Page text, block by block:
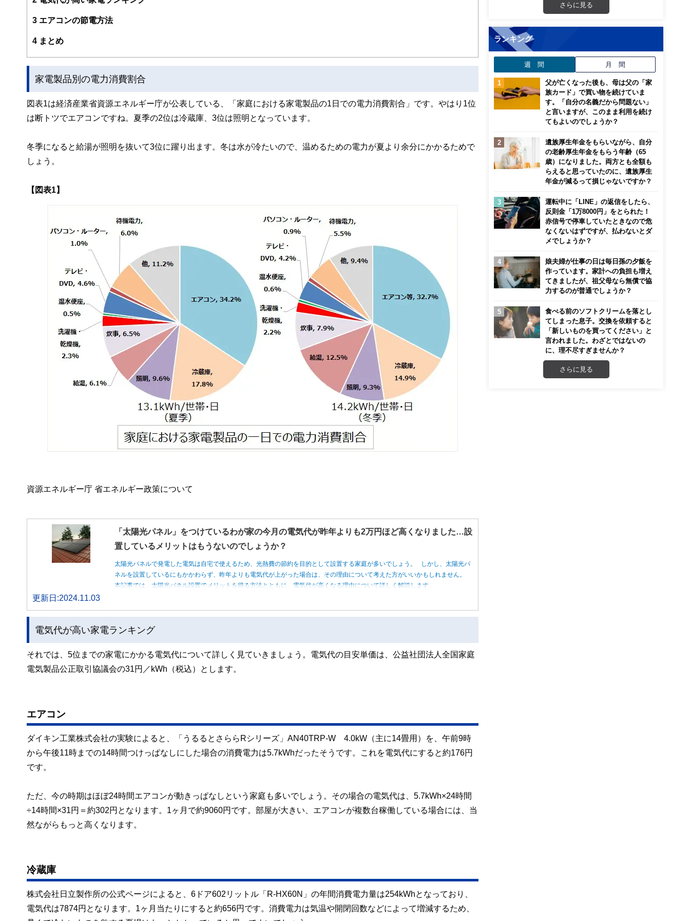
ー、公認会計士、社会保険労務士、行政書士、投資アナリスト、キャリアコンサルタントなど150名以上の有資格者を執筆者・監修者として迎
私たちは、快適でより良い生活のアイデアを提供するお金のコンシェルジュを目指します。
3 エアコンの節電方法
4 まとめ
家電製品別の電力消費割合
図表1は経済産業省資源エネルギー庁が公表している、「家庭における家電製品の1日での電力消費割合」です。やはり1位
は断トツでエアコンですね。夏季の2位は冷蔵庫、3位は照明となっています。
冬季になると給湯が照明を抜いて3位に躍り出ます。冬は水が冷たいので、温めるための電力が夏より余分にかかるためで
しょう。
【図表1】
資源エネルギー庁 省エネルギー政策について
「太陽光パネル」をつけているわが家の今月の電気代が昨年よりも2万円ほど高くなりました…設
置しているメリットはもうないのでしょうか？
太陽光パネルで発電した電気は自宅で使えるため、光熱費の節約を目的として設置する家庭が多いでしょう。 しかし、太陽光パ
ネルを設置しているにもかかわらず、昨年よりも電気代が上がった場合は、その理由について考えた方がいいかもしれません。
本記事では、太陽光パネル設置でメリットを得る方法とともに、電気代が高くなる理由について詳しく解説します。
更新日:2024.11.03
電気代が高い家電ランキング
それでは、5位までの家電にかかる電気代について詳しく見ていきましょう。電気代の目安単価は、公益社団法人全国家庭
電気製品公正取引協議会の31円／kWh（税込）とします。
エアコン
ダイキン工業株式会社の実験によると、「うるるとさららRシリーズ」AN40TRP-W 4.0kW（主に14畳用）を、午前9時
から午後11時までの14時間つけっぱなしにした場合の消費電力は5.7kWhだったそうです。これを電気代にすると約176円
です。
ただ、今の時期はほぼ24時間エアコンが動きっぱなしという家庭も多いでしょう。その場合の電気代は、5.7kWh×24時間
÷14時間×31円＝約302円となります。1ヶ月で約9060円です。部屋が大きい、エアコンが複数台稼働している場合には、当
然ながらもっと高くなります。
冷蔵庫
株式会社日立製作所の公式ページによると、6ドア602リットル「R-HX60N」の年間消費電力量は254kWhとなっており、
電気代は7874円となります。1ヶ月当たりにすると約656円です。消費電力は気温や開閉回数などによって増減するため、
さらに見る
ランキング
週 間 月 間
父が亡くなった後も、母は父の「家
族カード」で買い物を続けていま
す。「自分の名義だから問題ない」
と言いますが、このまま利用を続け
てもよいのでしょうか？
遺族厚生年金をもらいながら、自分
の老齢厚生年金をもらう年齢（65
歳）になりました。両方とも全額も
らえると思っていたのに、遺族厚生
年金が減るって損じゃないですか？
運転中に「LINE」の返信をしたら、
反則金「1万8000円」をとられた！
赤信号で停車していたときなので危
なくないはずですが、払わないとダ
メでしょうか？
娘夫婦が仕事の日は毎日孫の夕飯を
作っています。家計への負担も増え
てきましたが、祖父母なら無償で協
力するのが普通でしょうか？
食べる前のソフトクリームを落とし
てしまった息子。交換を依頼すると
「新しいものを買ってください」と
言われました。わざとではないの
に、理不尽すぎませんか？
さらに見る